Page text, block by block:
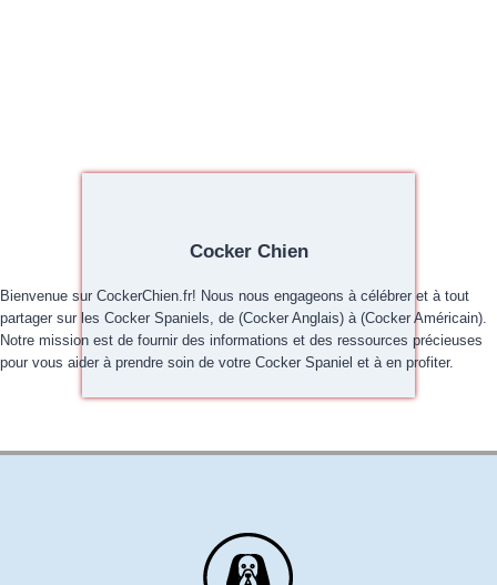
Cocker Chien
Bienvenue sur CockerChien.fr! Nous nous engageons à célébrer et à tout
partager sur les Cocker Spaniels, de (Cocker Anglais) à (Cocker Américain).
Notre mission est de fournir des informations et des ressources précieuses
pour vous aider à prendre soin de votre Cocker Spaniel et à en profiter.